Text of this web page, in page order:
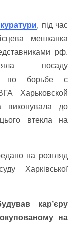
, під час
мешканка
рф.
посаду
по борьбе с
Харьковской
виконувала до
втекла на
на розгляд
Харківської
карʼєру
на